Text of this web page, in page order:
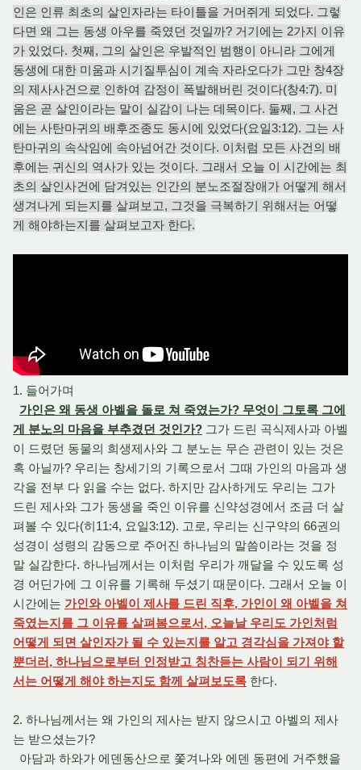
인은 인류 최초의 살인자라는 타이틀을 거머쥐게 되었다. 그렇
다면 왜 그는 동생 아우를 죽였던 것일까? 거기에는 2가지 이유
가 있었다. 첫째, 그의 살인은 우발적인 범행이 아니라 그에게
동생에 대한 미움과 시기질투심이 계속 자라오다가 그만 창4장
의 제사사건으로 인하여 감정이 폭발해버린 것이다(창4:7). 미
움은 곧 살인이라는 말이 실감이 나는 데목이다. 둘째, 그 사건
에는 사탄마귀의 배후조종도 동시에 있었다(요일3:12). 그는 사
탄마귀의 속삭임에 속아넘어간 것이다. 이처럼 모든 사건의 배
후에는 귀신의 역사가 있는 것이다. 그래서 오늘 이 시간에는 최
초의 살인사건에 담겨있는 인간의 분노조절장애가 어떻게 해서
생겨나게 되는지를 살펴보고, 그것을 극복하기 위해서는 어떻
게 해야하는지를 살펴보고자 한다.
1. 들어가며
가인은 왜 동생 아벨을 돌로 쳐 죽였는가? 무엇이 그토록 그에
게 분노의 마음을 부추겼던 것인가? 그가 드린 곡식제사과 아벨
이 드렸던 동물의 희생제사와 그 분노는 무슨 관련이 있는 것은
혹 아닐까? 우리는 창세기의 기록으로서 그때 가인의 마음과 생
각을 전부 다 읽을 수는 없다. 하지만 감사하게도 우리는 그가
드린 제사와 그가 동생을 죽인 이유를 신약성경에서 조금 더 살
펴볼 수 있다(히11:4, 요일3:12). 고로, 우리는 신구약의 66권의
성경이 성령의 감동으로 주어진 하나님의 말씀이라는 것을 정
말 실감한다. 하나님께서는 이처럼 우리가 깨달을 수 있도록 성
경 어딘가에 그 이유를 기록해 두셨기 때문이다. 그래서 오늘 이
시간에는 가인와 아벨이 제사를 드린 직후, 가인이 왜 아벨을 쳐
죽였는지를 그 이유를 살펴봄으로서, 오늘날 우리도 가인처럼
어떻게 되면 살인자가 될 수 있는지를 알고 경각심을 가져야 할
뿐더러, 하나님으로부터 인정받고 칭찬듣는 사람이 되기 위해
서는 어떻게 해야 하는지도 함께 살펴보도록 한다.
2. 하나님께서는 왜 가인의 제사는 받지 않으시고 아벨의 제사
는 받으셨는가?
아담과 하와가 에덴동산으로 쫓겨나와 에덴 동편에 거주했을